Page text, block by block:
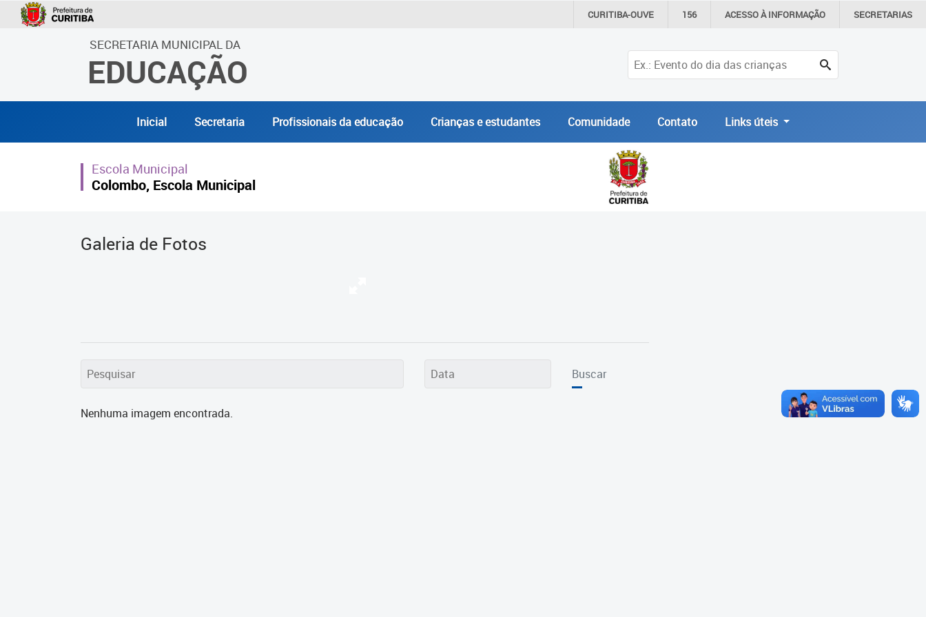
CURITIBA-OUVE 156 ACESSO ÀINFORMAÇÃO SECRETARIAS
SECRETARIA MUNICIPAL DA
EDUCAÇÃO
Inicial Secretaria Profissionais da educação Crianças e estudantes Comunidade Contato Links úteis
Escola Municipal
Colombo, Escola Municipal
Galeria de Fotos
Buscar
Nenhuma imagem encontrada.